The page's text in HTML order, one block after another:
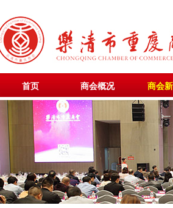
首页 商会概况 商会